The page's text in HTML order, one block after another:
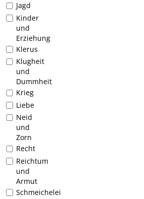
Jagd
Kinder
und
Erziehung
Klerus
Klugheit
und
Dummheit
Krieg
Liebe
Neid
und
Zorn
Recht
Reichtum
und
Armut
Schmeichelei